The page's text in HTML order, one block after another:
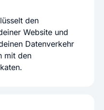
den
Website und
Datenverkehr
mit den